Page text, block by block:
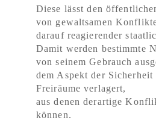
Diese lässt den
von gewaltsamen
darauf reagierender
Damit werden bestimmte
von seinem Gebrauch
dem Aspekt der
Freiräume verlagert,
aus denen derartige
können.